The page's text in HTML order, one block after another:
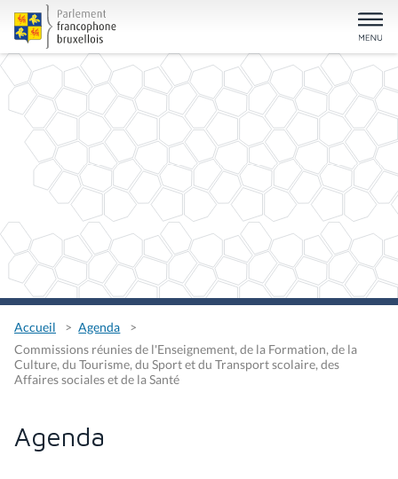
Accueil
Agenda
Commissions réunies de l'Enseignement, de la Formation, de la
Culture, du Tourisme, du Sport et du Transport scolaire, des
Affaires sociales et de la Santé
Agenda